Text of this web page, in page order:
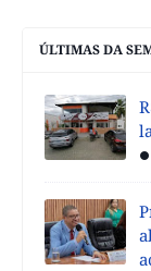
ÚLTIMAS DA